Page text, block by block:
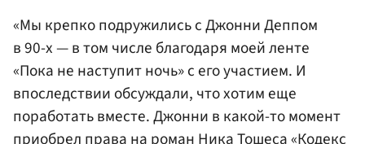
«Мы крепко подружились с Джонни Деппом
в 90-х — в том числе благодаря моей ленте
«Пока не наступит ночь» с его участием. И
впоследствии обсуждали, что хотим еще
поработать вместе. Джонни в какой-то момент
приобрел права на роман Ника Тошеса «Кодекс